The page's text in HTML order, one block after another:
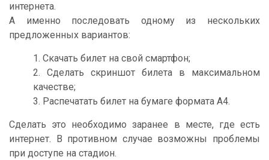
интернета.
А именно последовать одному из нескольких
предложенных вариантов:
1. Скачать билет на свой смартфон;
2. Сделать скриншот билета в максимальном
качестве;
3. Распечатать билет на бумаге формата А4.
Сделать это необходимо заранее в месте, где есть
интернет. В противном случае возможны проблемы
при доступе на стадион.